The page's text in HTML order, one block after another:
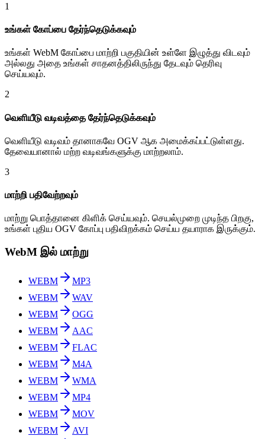
1
உங்கள் கோப்பை தேர்ந்தெடுக்கவும்
உங்கள் WebM கோப்பை மாற்றி பகுதியின் உள்ளே இழுத்து விடவும்
அல்லது அதை உங்கள் சாதனத்திலிருந்து தேடவும் தெரிவு
செய்யவும்.
2
வெளியீடு வடிவத்தை தேர்ந்தெடுக்கவும்
வெளியீடு வடிவம் தானாகவே OGV ஆக அமைக்கப்பட்டுள்ளது.
தேவையானால் மற்ற வடிவங்களுக்கு மாற்றலாம்.
3
மாற்றி பதிவேற்றவும்
மாற்று பொத்தானை கிளிக் செய்யவும். செயல்முறை முடிந்த பிறகு,
உங்கள் புதிய OGV கோப்பு பதிவிறக்கம் செய்ய தயாராக இருக்கும்.
WebM இல் மாற்று
WEBM
MP3
WEBM
WAV
WEBM
OGG
WEBM
AAC
WEBM
FLAC
WEBM
M4A
WEBM
WMA
WEBM
MP4
WEBM
MOV
WEBM
AVI